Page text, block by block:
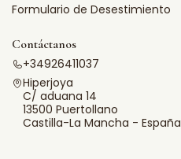
Formulario de Desestimiento
Contáctanos
+34926411037
Hiperjoya
C/ aduana 14
13500 Puertollano
Castilla-La Mancha - España